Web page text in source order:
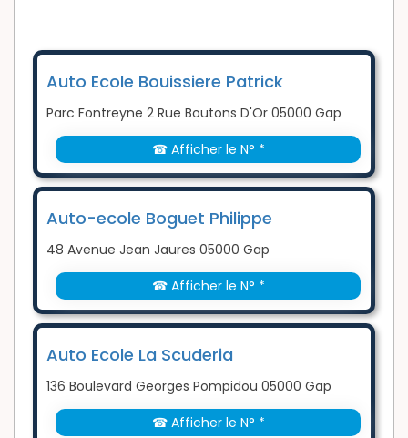
Auto Ecole Bouissiere Patrick
Parc Fontreyne 2 Rue Boutons D'Or 05000 Gap
☎ Afficher le N° *
Auto-ecole Boguet Philippe
48 Avenue Jean Jaures 05000 Gap
☎ Afficher le N° *
Auto Ecole La Scuderia
136 Boulevard Georges Pompidou 05000 Gap
☎ Afficher le N° *